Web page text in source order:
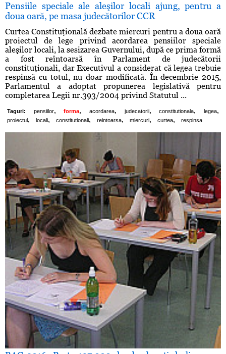
Pensiile speciale ale aleşilor locali ajung, pentru a
doua oară, pe masa judecătorilor CCR
Curtea Constituţională dezbate miercuri pentru a doua oară
proiectul de lege privind acordarea pensiilor speciale
aleşilor locali, la sesizarea Guvernului, după ce prima formă
a fost reîntoarsă în Parlament de judecătorii
constituţionali, dar Executivul a considerat că legea trebuie
respinsă cu totul, nu doar modificată. În decembrie 2015,
Parlamentul a adoptat propunerea legislativă pentru
completarea Legii nr.393/2004 privind Statutul ...
Taguri: pensiilor, forma, acordarea, judecatorii, constitutionala, legea,
proiectul , locali, constitutionali, reintoarsa, miercuri, curtea, respinsa